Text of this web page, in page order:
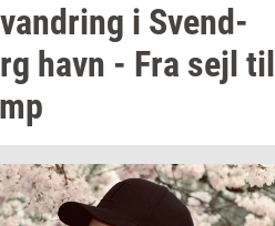
i Svend­
havn - Fra sejl til